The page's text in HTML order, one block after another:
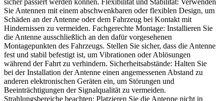
sicher passiert werden können. Flexibilität und Stabilität: Verwenden
Sie Antennen mit einem abschwenkbaren oder flexiblen Design, um
Schäden an der Antenne oder dem Fahrzeug bei Kontakt mit
Hindernissen zu vermeiden. Fachgerechte Montage: Installieren Sie
die Antenne ausschließlich an den dafür vorgesehenen
Montagepunkten des Fahrzeugs. Stellen Sie sicher, dass die Antenne
fest und stabil befestigt ist, um Vibrationen oder Ablösungen
während der Fahrt zu verhindern. Sicherheitsabstände: Halten Sie
bei der Installation der Antenne einen angemessenen Abstand zu
anderen elektronischen Geräten ein, um Störungen und
Beeinträchtigungen der Signalqualität zu vermeiden.
Strahlungsbereiche beachten: Platzieren Sie die Antenne nicht in